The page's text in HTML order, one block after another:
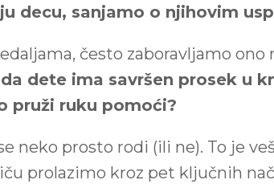
decu, sanjamo o njihovim
često zaboravljamo
dete ima savršen prosek u
pruži ruku pomoći?
neko prosto rodi (ili ne). To je
prolazimo kroz pet ključnih